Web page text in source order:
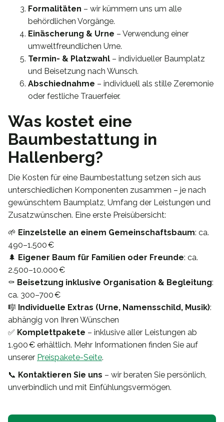
Formalitäten – wir kümmern uns um alle
behördlichen Vorgänge.
Einäscherung & Urne – Verwendung einer
umweltfreundlichen Urne.
Termin- & Platzwahl – individueller Baumplatz
und Beisetzung nach Wunsch.
Abschiednahme – individuell als stille Zeremonie
oder festliche Trauerfeier.
Was kostet eine
Baumbestattung in
Hallenberg?
Die Kosten für eine Baumbestattung setzen sich aus
unterschiedlichen Komponenten zusammen – je nach
gewünschtem Baumplatz, Umfang der Leistungen und
Zusatzwünschen. Eine erste Preisübersicht:
🌱 Einzelstelle an einem Gemeinschaftsbaum: ca.
490–1.500 €
🌲 Eigener Baum für Familien oder Freunde: ca.
2.500–10.000 €
⚰️ Beisetzung inklusive Organisation & Begleitung:
ca. 300–700 €
🎼 Individuelle Extras (Urne, Namensschild, Musik):
abhängig von Ihren Wünschen
✅ Komplettpakete – inklusive aller Leistungen ab
1.900 € erhältlich. Mehr Informationen finden Sie auf
unserer Preispakete-Seite.
📞 Kontaktieren Sie uns – wir beraten Sie persönlich,
unverbindlich und mit Einfühlungsvermögen.